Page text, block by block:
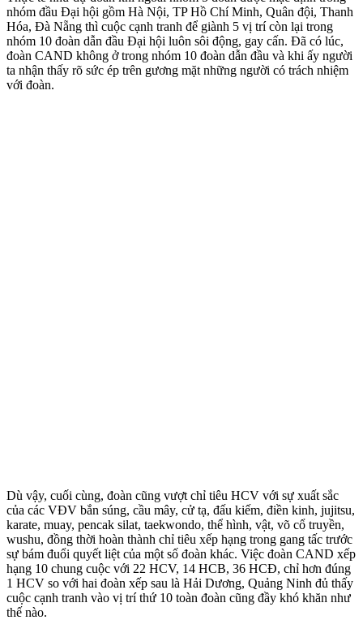
nhóm đầu Đại hội gồm Hà Nội, TP Hồ Chí Minh, Quân đội, Thanh
Hóa, Đà Nẵng thì cuộc cạnh tranh để giành 5 vị trí còn lại trong
nhóm 10 đoàn dẫn đầu Đại hội luôn sôi động, gay cấn. Đã có lúc,
đoàn CAND không ở trong nhóm 10 đoàn dẫn đầu và khi ấy người
ta nhận thấy rõ sức ép trên gương mặt những người có trách nhiệm
với đoàn.
Dù vậy, cuối cùng, đoàn cũng vượt chỉ tiêu HCV với sự xuất sắc
của các VĐV bắn súng, cầu mây, cử tạ, đấu kiếm, điền kinh, jujitsu,
karate, muay, pencak silat, taekwondo, thể hình, vật, võ cổ truyền,
wushu, đồng thời hoàn thành chỉ tiêu xếp hạng trong gang tấc trước
sự bám đuổi quyết liệt của một số đoàn khác. Việc đoàn CAND xếp
hạng 10 chung cuộc với 22 HCV, 14 HCB, 36 HCĐ, chỉ hơn đúng
1 HCV so với hai đoàn xếp sau là Hải Dương, Quảng Ninh đủ thấy
cuộc cạnh tranh vào vị trí thứ 10 toàn đoàn cũng đầy khó khăn như
thế nào.